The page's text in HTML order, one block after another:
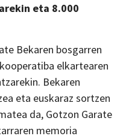
eta 8.000
Bekaren bosgarren
elkartearen
Bekaren
eta euskaraz sortzen
da, Gotzon Garate
memoria